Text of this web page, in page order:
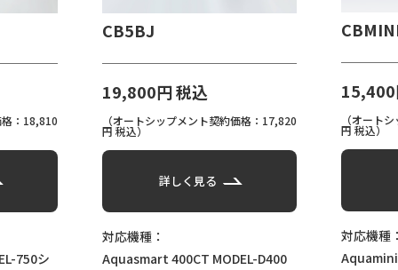
：18,810
750シ
CB5BJ
19,800円 税込
（オートシップメント契約価格：17,820
円 税込）
詳しく見る
対応機種：
Aquasmart 400CT MODEL-D400
15,400
（オート
円 税込）
対応機種